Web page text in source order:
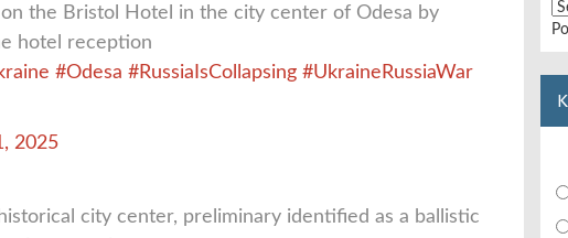
the Bristol Hotel in the city center of Odesa by
hotel reception
#Odesa #RussiaIsCollapsing #UkraineRussiaWar
2025
city center, preliminary identified as a ballistic